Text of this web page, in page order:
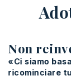
Non
«Ci siamo
ricominciare